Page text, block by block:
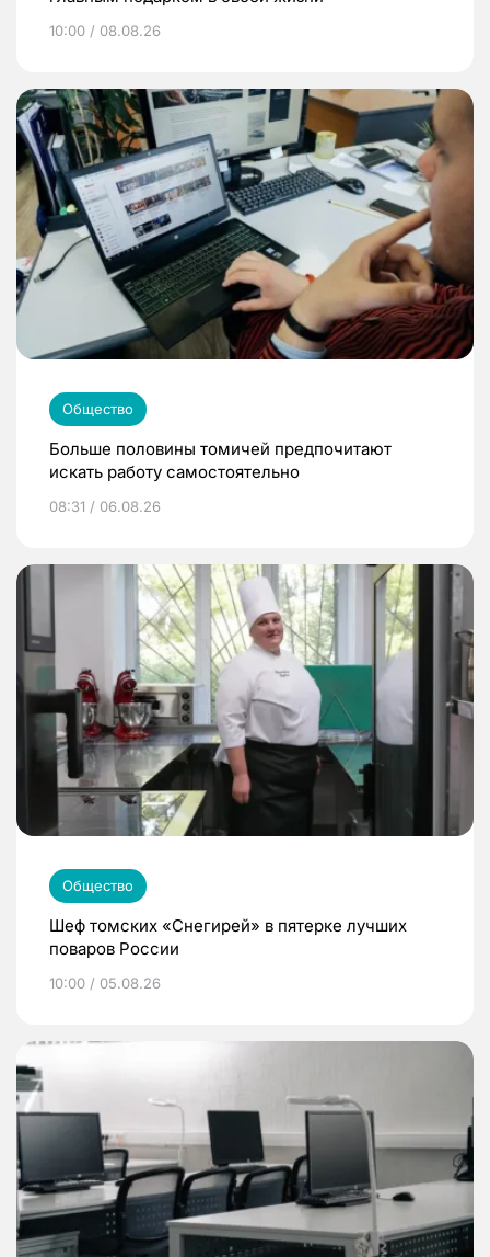
10:00 / 08.08.26
Общество
Больше половины томичей предпочитают
искать работу самостоятельно
08:31 / 06.08.26
Общество
Шеф томских «Снегирей» в пятерке лучших
поваров России
10:00 / 05.08.26